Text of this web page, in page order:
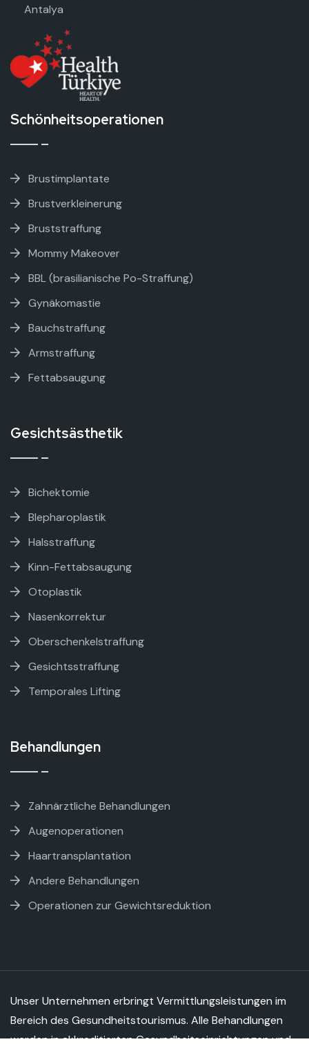
Antalya
Schönheitsoperationen
Brustimplantate
Brustverkleinerung
Bruststraffung
Mommy Makeover
BBL (brasilianische Po-Straffung)
Gynäkomastie
Bauchstraffung
Armstraffung
Fettabsaugung
Gesichtsästhetik
Bichektomie
Blepharoplastik
Halsstraffung
Kinn-Fettabsaugung
Otoplastik
Nasenkorrektur
Oberschenkelstraffung
Gesichtsstraffung
Temporales Lifting
Behandlungen
Zahnärztliche Behandlungen
Augenoperationen
Haartransplantation
Andere Behandlungen
Operationen zur Gewichtsreduktion
Unser Unternehmen erbringt Vermittlungsleistungen im
Bereich des Gesundheitstourismus. Alle Behandlungen
werden in akkreditierten Gesundheitseinrichtungen und